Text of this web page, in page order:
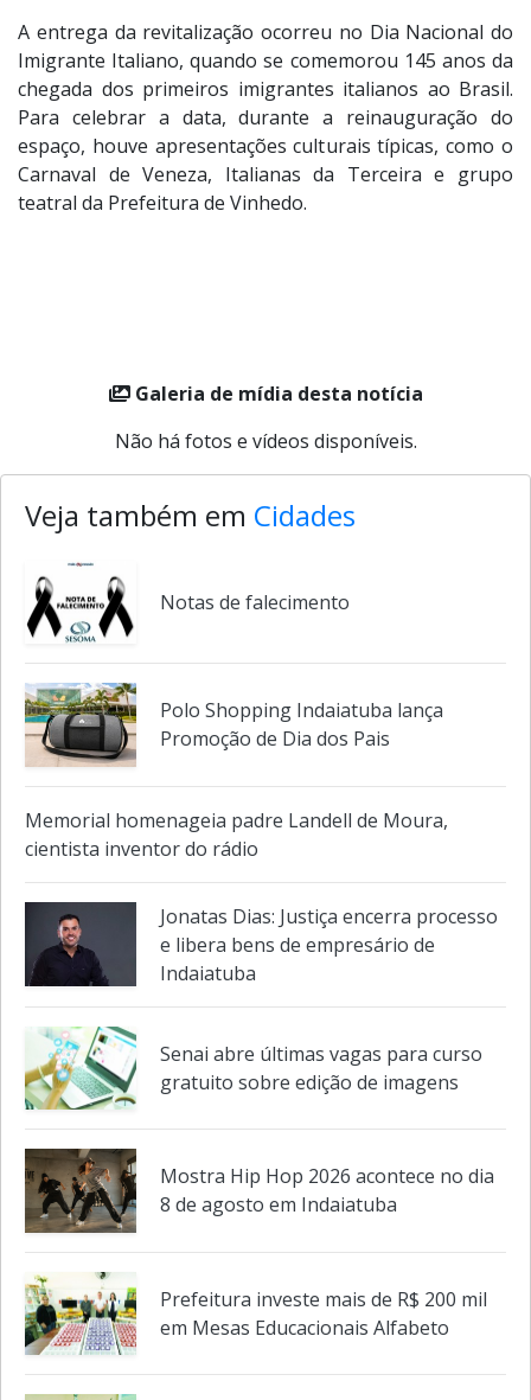
A entrega da revitalização ocorreu no Dia Nacional do
Imigrante Italiano, quando se comemorou 145 anos da
chegada dos primeiros imigrantes italianos ao Brasil.
Para celebrar a data, durante a reinauguração do
espaço, houve apresentações culturais típicas, como o
Carnaval de Veneza, Italianas da Terceira e grupo
teatral da Prefeitura de Vinhedo.
Galeria de mídia desta notícia
Não há fotos e vídeos disponíveis.
Veja também em Cidades
Notas de falecimento
Polo Shopping Indaiatuba lança
Promoção de Dia dos Pais
Memorial homenageia padre Landell de Moura,
cientista inventor do rádio
Jonatas Dias: Justiça encerra processo
e libera bens de empresário de
Indaiatuba
Senai abre últimas vagas para curso
gratuito sobre edição de imagens
Mostra Hip Hop 2026 acontece no dia
8 de agosto em Indaiatuba
Prefeitura investe mais de R$ 200 mil
em Mesas Educacionais Alfabeto